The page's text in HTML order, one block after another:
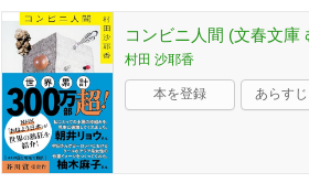
コンビニ人間 (文春文庫
村田 沙耶香
本を登録 あらす